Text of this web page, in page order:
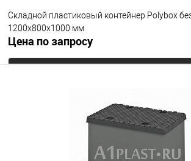
Складной пластиковый контейнер Polyboх
1200х800х1000 мм
Цена по запросу
Под заказ